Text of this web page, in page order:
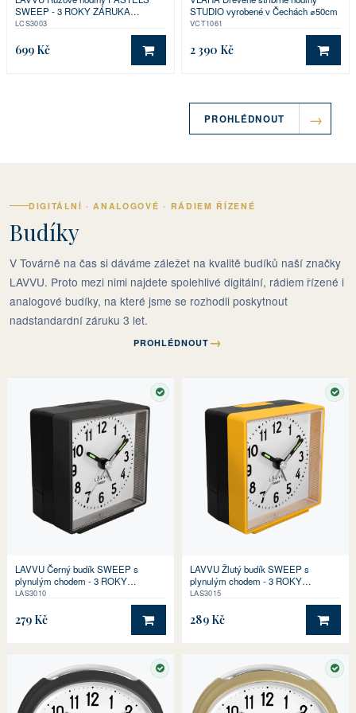
SWEEP - 3 ROKY ZÁRUKA
⌀29,5cm
LCS3003
699 Kč DO KOŠÍKU
STUDIO vyrobené v Čechách ⌀50cm
VCT1061
2 390 Kč DO
PROHLÉDNOUT
DIGITÁLNÍ · ANALOGOVÉ · RÁDIEM ŘÍZENÉ
Budíky
V Továrně na čas si dáváme záležet na kvalitě budíků naší značky
LAVVU. Proto mezi nimi najdete spolehlivé digitální, rádiem řízené i
analogové budíky, na které jsme se rozhodli poskytnout
nadstandardní záruku 3 let.
PROHLÉDNOUT →
SKLADEM
LAVVU Černý budík SWEEP s
plynulým chodem - 3 ROKY
ZÁRUKA!
LAS3010
279 Kč DO KOŠÍKU
LAVVU Žlutý budík SWEEP s
plynulým chodem - 3 ROKY
ZÁRUKA!
LAS3015
289 Kč DO
SKLADEM